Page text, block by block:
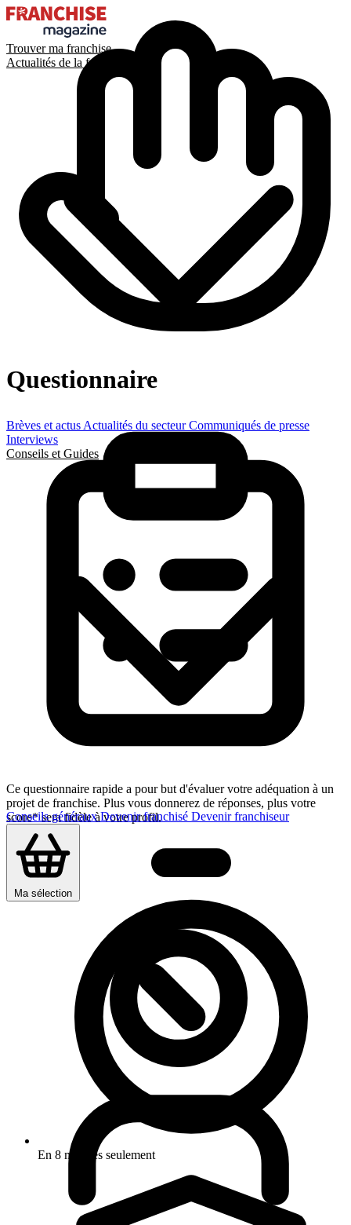
Trouver ma franchise
Actualités de la franchise
Brèves et actus Actualités du secteurCommuniqués de presse
Interviews
Conseils et Guides
Conseils générauxDevenir franchisé Devenir franchiseur
Ma sélection
Questionnaire
Ce questionnaire rapide a pour but d'évaluer votre adéquation à un
projet de franchise. Plus vous donnerez de réponses, plus votre
score* sera fidèle à votre profil.
En 8 minutes seulement